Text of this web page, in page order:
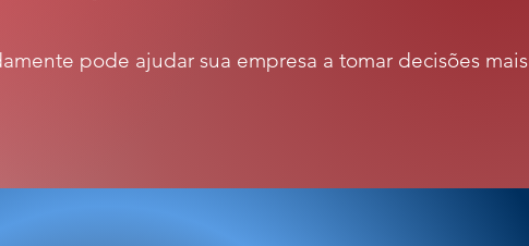
pode ajudar sua empresa a tomar decisões mais